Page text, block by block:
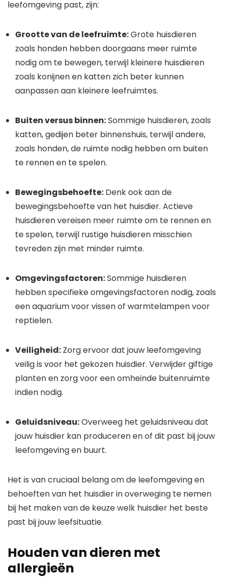
leefomgeving past, zijn:
Grootte van de leefruimte:Grote huisdieren
zoals honden hebben doorgaans meer ruimte
nodig om te bewegen, terwijl kleinere huisdieren
zoals konijnen en katten zich beter kunnen
aanpassen aan kleinere leefruimtes.
Buiten versus binnen:Sommige huisdieren, zoals
katten, gedijen beter binnenshuis, terwijl andere,
zoals honden, de ruimte nodig hebben om buiten
te rennen en te spelen.
Bewegingsbehoefte: Denk ook aan de
bewegingsbehoefte van het huisdier. Actieve
huisdieren vereisen meer ruimte om te rennen en
te spelen, terwijl rustige huisdieren misschien
tevreden zijn met minder ruimte.
Omgevingsfactoren:Sommige huisdieren
hebben specifieke omgevingsfactoren nodig, zoals
een aquarium voor vissen of warmtelampen voor
reptielen.
Veiligheid: Zorg ervoor dat jouw leefomgeving
veilig is voor het gekozen huisdier. Verwijder giftige
planten en zorg voor een omheinde buitenruimte
indien nodig.
Geluidsniveau:Overweeg het geluidsniveau dat
jouw huisdier kan produceren en of dit past bij jouw
leefomgeving en buurt.
Het is van cruciaal belang om de leefomgeving en
behoeften van het huisdier in overweging te nemen
bij het maken van de keuze welk huisdier het beste
past bij jouw leefsituatie.
Houden van dieren met
allergieën